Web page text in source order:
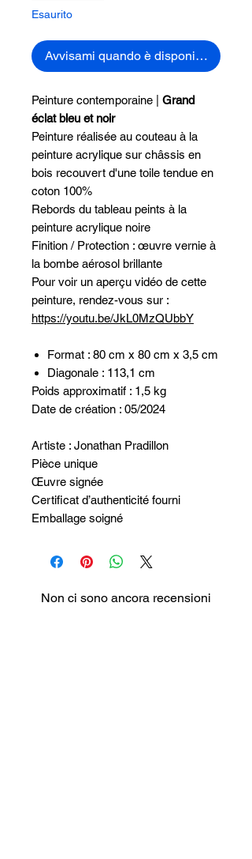
Esaurito
Avvisami quando è disponibile
Peinture contemporaine | Grand
éclat bleu et noir
Peinture réalisée au couteau à la
peinture acrylique sur châssis en
bois recouvert d'une toile tendue en
coton 100%
Rebords du tableau peints à la
peinture acrylique noire
Finition / Protection : œuvre vernie à
la bombe aérosol brillante
Pour voir un aperçu vidéo de cette
peinture, rendez-vous sur :
https://youtu.be/JkL0MzQUbbY
Format : 80 cm x 80 cm x 3,5 cm
Diagonale : 113,1 cm
Poids approximatif : 1,5 kg
Date de création : 05/2024
Artiste : Jonathan Pradillon
Pièce unique
Œuvre signée
Certificat d’authenticité fourni
Emballage soigné
Non ci sono ancora recensioni